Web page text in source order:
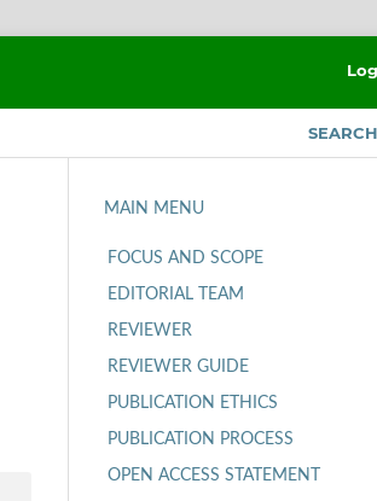
SEARCH
MAIN MENU
FOCUS AND SCOPE
EDITORIAL TEAM
REVIEWER
REVIEWER GUIDE
PUBLICATION ETHICS
PUBLICATION PROCESS
OPEN ACCESS STATEMENT